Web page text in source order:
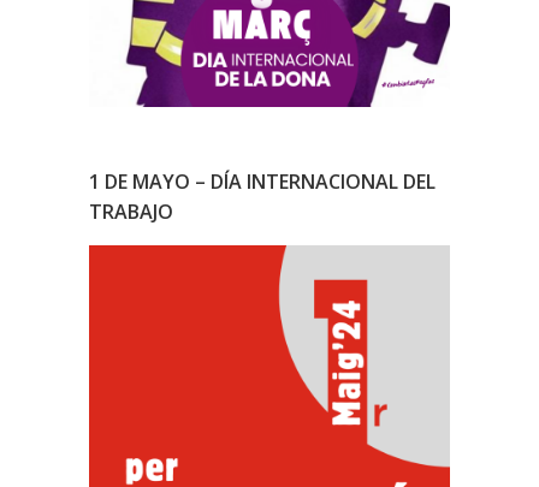
1 DE MAYO – DÍA INTERNACIONAL DEL
TRABAJO